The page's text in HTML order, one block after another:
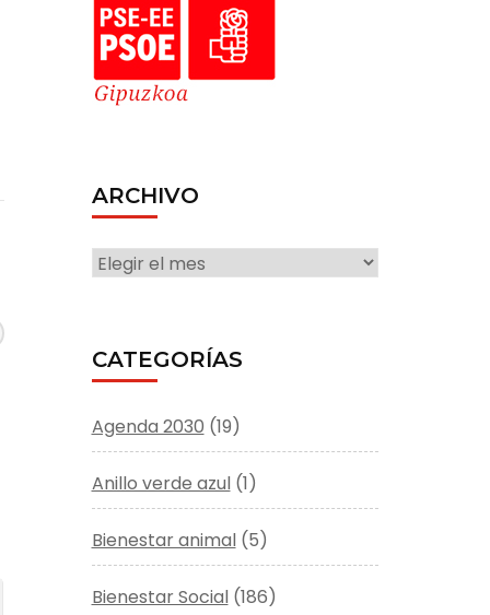
ARCHIVO
ARCHIVO
CATEGORÍAS
Agenda 2030 (19)
Anillo verde azul(1)
Bienestar animal(5)
Bienestar Social(186)